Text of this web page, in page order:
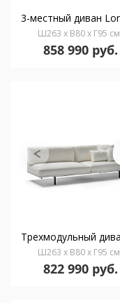
Ш263 x В80 x Г95 см
858 990 руб.
Ш263 x В80 x Г95 см
822 990 руб.